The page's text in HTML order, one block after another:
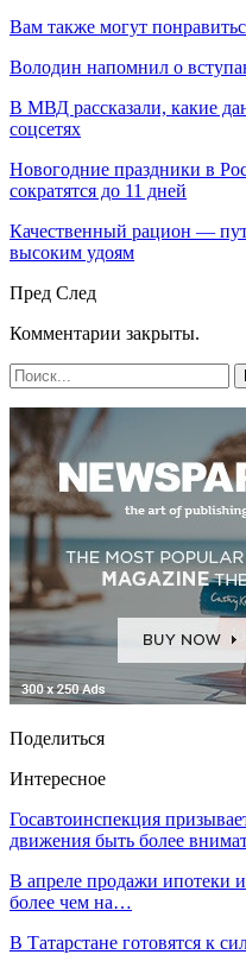
Вам также могут
Володин напомнил о
В МВД рассказали, какие
соцсетях
Новогодние праздники в
сократятся до 11 дней
Качественный рацион —
высоким удоям
Пред След
Комментарии закрыты.
Поделиться
Интересное
Госавтоинспекция
движения быть более
В апреле продажи ипотеки
более чем на…
В Татарстане готовятся к